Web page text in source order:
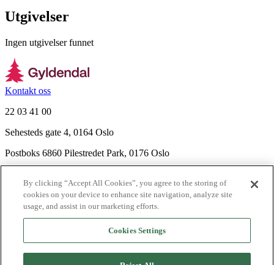
Utgivelser
Ingen utgivelser funnet
Kontakt oss
22 03 41 00
Sehesteds gate 4, 0164 Oslo
Postboks 6860 Pilestredet Park, 0176 Oslo
Nyhetsbrev
Ledige stillinger
Send inn manus
By clicking “Accept All Cookies”, you agree to the storing of
cookies on your device to enhance site navigation, analyze site
usage, and assist in our marketing efforts.
Cookies Settings